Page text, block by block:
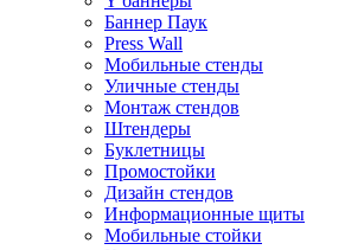
Баннер Паук
Press Wall
Мобильные стенды
Уличные стенды
Монтаж стендов
Штендеры
Буклетницы
Промостойки
Дизайн стендов
Информационные щиты
Мобильные стойки